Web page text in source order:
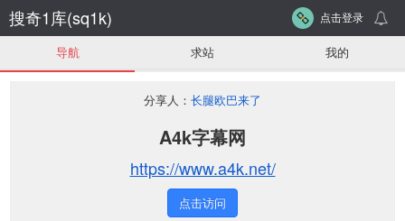
搜奇1库(sq1k) 点击登录
导航 求站 我的
分享人： 长腿欧巴来了
A4k字幕网
https://www.a4k.net/
点击访问